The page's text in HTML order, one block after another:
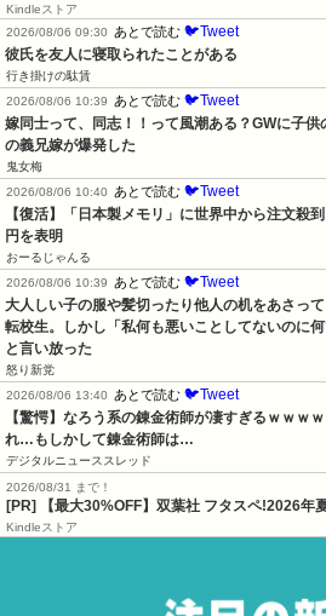
Kindleストア
2026/08/06 09:30 あとで読む 🐦Tweet
彼氏を友人に寝取られたことがある
行き掛けの駄賃
2026/08/06 10:39 あとで読む 🐦Tweet
嫁同士って、同志！！って風潮ある？GWに子
の義兄嫁が爆発した
鬼女梅
2026/08/06 10:40 あとで読む 🐦Tweet
【復活】「日本製メモリ」に世界中から注文殺
円を表明
おーるじゃんる
2026/08/06 10:39 あとで読む 🐦Tweet
大人しい子の服や髪切ったり他人の机をあさっ
転校生。しかし「私何も悪いことしてないのに
と言い放った
怒り新党
2026/08/06 13:40 あとで読む 🐦Tweet
【驚愕】なろう系の錬金術師が凄すぎるｗｗｗ
れ…もしかして錬金術師は…
デジタルニューススレッド
2026/08/31 まで！
[PR] 【最大30%OFF】双葉社 フタスペ!2026年
Kindleストア